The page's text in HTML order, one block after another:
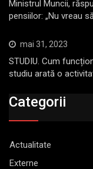
Ministrul Muncii,
pensiilor: „Nu vreau
mai 31, 2023
STUDIU. Cum
studiu arată o
Categorii
Actualitate
Externe